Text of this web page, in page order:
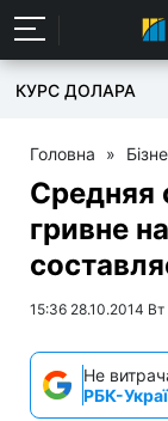
КУРС ДОЛАРА
Головна »
Средняя
гривне
15:36 28.10.2014 Вт
Не
РБК-